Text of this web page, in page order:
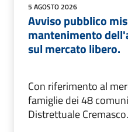
5 AGOSTO 2026
Avviso pubblico
mantenimento
sul mercato libero.
Con riferimento al
famiglie dei 48
Distrettuale Cremasco.